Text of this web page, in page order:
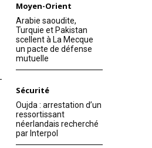
Moyen-Orient
Arabie saoudite,
Turquie et Pakistan
scellent à La Mecque
un pacte de défense
mutuelle
Sécurité
Oujda : arrestation d’un
ressortissant
néerlandais recherché
par Interpol